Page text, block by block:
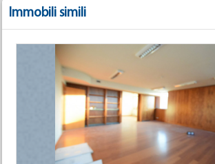
Immobili simili